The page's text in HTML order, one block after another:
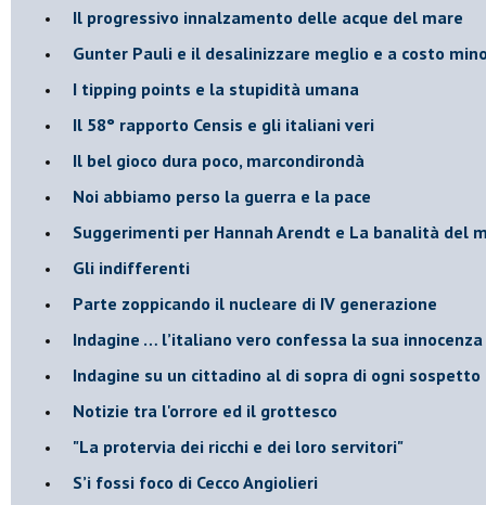
​Il progressivo innalzamento delle acque del mare
​Gunter Pauli e il desalinizzare meglio e a costo
I tipping points e la stupidità umana
​Il 58° rapporto Censis e gli italiani veri
​Il bel gioco dura poco, marcondirondà
Noi abbiamo perso la guerra e la pace
Suggerimenti per Hannah Arendt e La banalità del
​Gli indifferenti
Parte zoppicando il nucleare di IV generazione
​Indagine … l’italiano vero confessa la sua innocenza
Indagine su un cittadino al di sopra di ogni sospetto
Notizie tra l'orrore ed il grottesco
"La protervia dei ricchi e dei loro servitori"
S’i fossi foco di Cecco Angiolieri